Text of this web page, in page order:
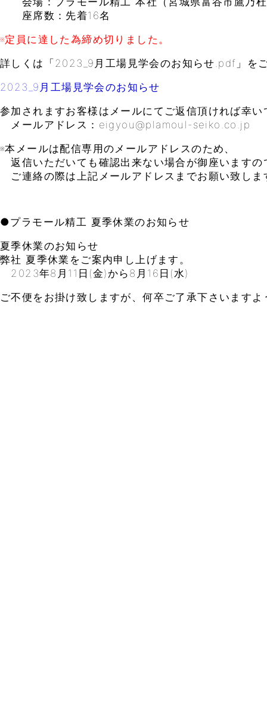
座席数：先着16名
※定員に達した為締め切りました。
詳しくは「2023_9月工場見学会のお知らせ.pdf」を
2023_9月工場見学会のお知らせ
参加されますお客様はメールにてご返信頂ければ幸い
メールアドレス：eigyou@plamoul-seiko.co.jp
※本メールは配信専用のメールアドレスのため、
返信いただいても確認出来ない場合が御座いますの
ご連絡の際は上記メールアドレスまでお願い致しま
●プラモール精工 夏季休業のお知らせ
夏季休業のお知らせ
弊社 夏季休業をご案内申し上げます。
2023年8月11日(金)から8月16日(水)
ご不便をお掛け致しますが、何卒ご了承下さいます